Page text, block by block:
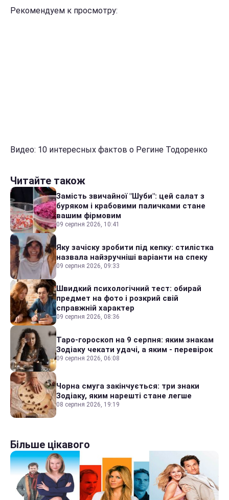
Рекомендуем к просмотру:
Видео: 10 интересных фактов о Регине Тодоренко
Читайте також
Замість звичайної "Шуби": цей салат з
буряком і крабовими паличками стане
вашим фірмовим
09 серпня 2026, 10:41
Яку зачіску зробити під кепку: стилістка
назвала найзручніші варіанти на спеку
09 серпня 2026, 09:33
Швидкий психологічний тест: обирай
предмет на фото і розкрий свій
справжній характер
09 серпня 2026, 08:36
Таро-гороскоп на 9 серпня: яким знакам
Зодіаку чекати удачі, а яким - перевірок
09 серпня 2026, 06:08
Чорна смуга закінчується: три знаки
Зодіаку, яким нарешті стане легше
08 серпня 2026, 19:19
Більше цікавого